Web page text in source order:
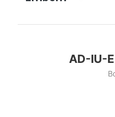
AD-IU-